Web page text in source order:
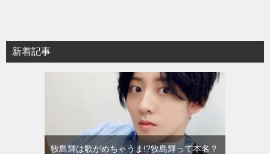
新着記事
牧島輝は歌がめちゃうま!?牧島輝って本名？